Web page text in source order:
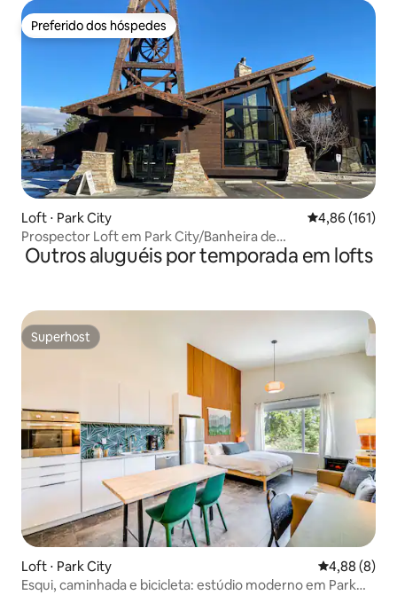
Preferido dos hóspedes
Preferido dos hóspedes
Loft ⋅ Park City 4,86 de uma
4,86 (161)
Prospector Loft em Park City/Banheira de
hidromassagem/Piscina sazonal
Outros aluguéis por temporada em lofts
Superhost
Superhost
Loft ⋅ Park City 4,88 de uma
4,88 (8)
Esqui, caminhada e bicicleta: estúdio moderno em Park